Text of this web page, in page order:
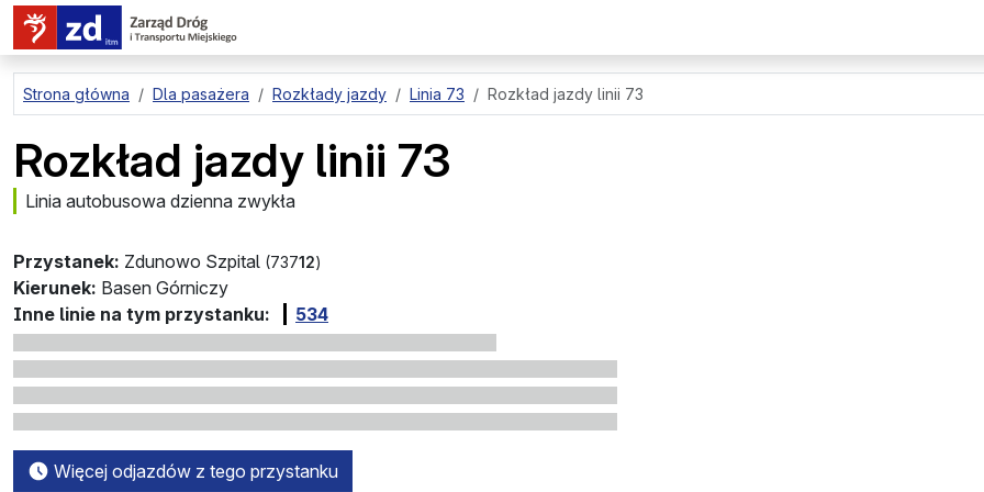
przejdź do treści strony
Strona główna Dla pasażera Rozkłady jazdy Linia 73 Rozkład jazdy linii 73
Rozkład jazdy linii 73
Linia autobusowa dzienna zwykła
Przystanek: Zdunowo Szpital (73712)
Kierunek: Basen Górniczy
Inne linie na tym przystanku:
534
Więcej odjazdów z tego przystanku